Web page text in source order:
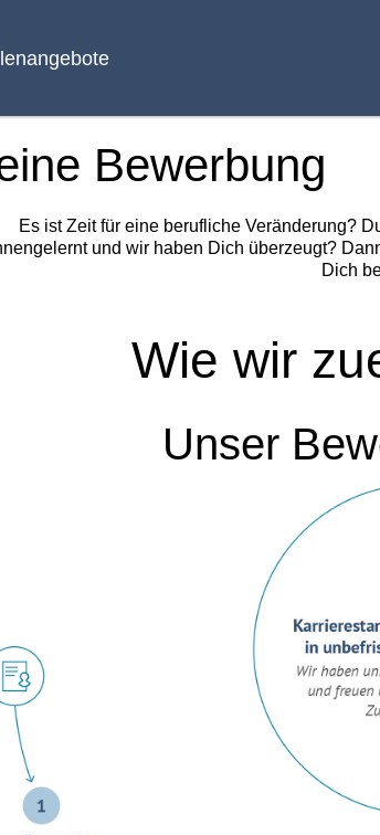
Bewerbung
Es ist Zeit für eine berufliche Veränderung?
und wir haben Dich überzeugt?
Dich
Wie wir
Unser